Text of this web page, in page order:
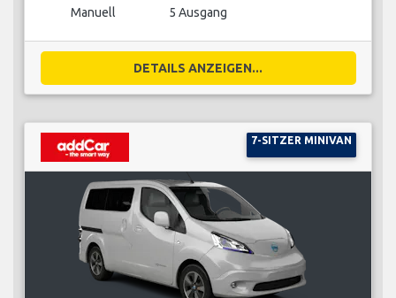
Manuell 5 Ausgang
DETAILS ANZEIGEN...
7-SITZER MINIVAN